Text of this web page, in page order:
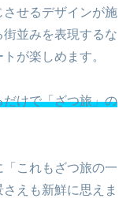
せるデザインが施
並みを表現するな
が楽しめます。
だけで「ざつ旅」の
これもざつ旅の一
えも新鮮に思えま